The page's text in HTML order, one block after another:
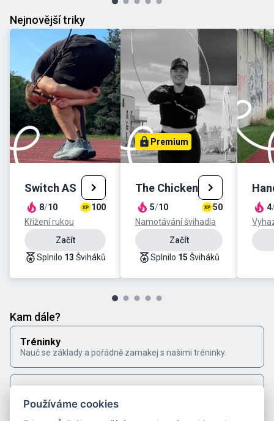
Nejnovější triky
Switch AS
8/10
100
Křížení rukou
Začít
Splnilo 13 Šviháků
Premium
The Chicken
5/10
50
Namotávání švihadla
Začít
Splnilo 15 Šviháků
4
Kam dále?
Tréninky
Nauč se základy a pořádně zamakej s našimi tréninky.
Pokoříš naše výzvy?
Používáme cookies